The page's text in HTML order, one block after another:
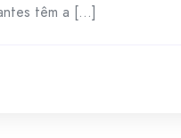
têm a [...]